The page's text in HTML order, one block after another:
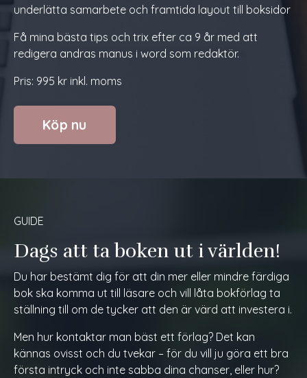
underlätta samarbete och framtida layout till boksidor
Få mina bästa tips och trix efter ca 9 år med att
redigera andras manus i word som redaktör.
Pris: 995 kr inkl. moms
Köp nu
GUIDE
Dags att ta boken ut i världen!
Du har bestämt dig för att din mer eller mindre färdiga
bok ska komma ut till läsare och vill låta bokförlag ta
ställning till om de tycker att den är värd att investera i.
Men hur kontaktar man bäst ett förlag? Det kan
kännas ovisst och du tvekar – för du vill ju göra ett bra
första intryck och inte sabba dina chanser, eller hur?